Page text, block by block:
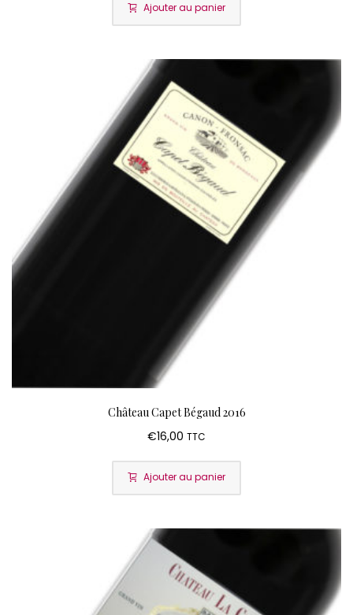
Ajouter au panier
Château Capet Bégaud 2016
€16,00 TTC
Ajouter au panier